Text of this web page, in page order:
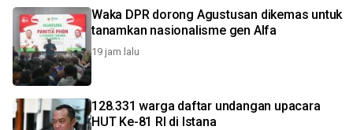
Waka DPR dorong Agustusan dikemas untuk
tanamkan nasionalisme gen Alfa
19 jam lalu
128.331 warga daftar undangan upacara
HUT Ke-81 RI di Istana